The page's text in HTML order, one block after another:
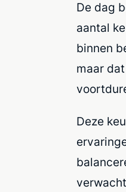
De dag
aantal
binnen
maar
Deze